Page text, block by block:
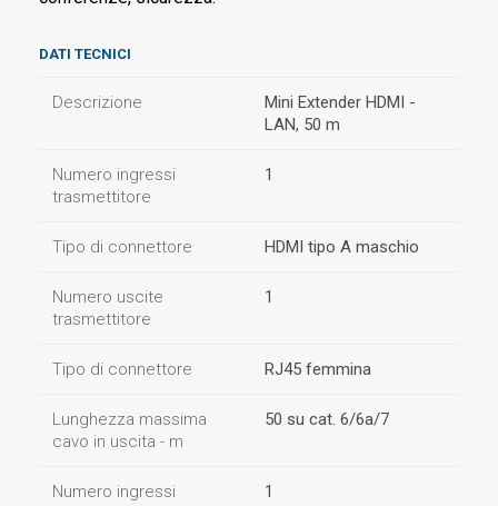
DATI TECNICI
Descrizione
Mini Extender HDMI -
LAN, 50 m
Numero ingressi
trasmettitore
1
Tipo di connettore HDMI tipo A maschio
Numero uscite
trasmettitore
1
Tipo di connettore RJ45 femmina
Lunghezza massima
cavo in uscita - m
50 su cat. 6/6a/7
Numero ingressi
1